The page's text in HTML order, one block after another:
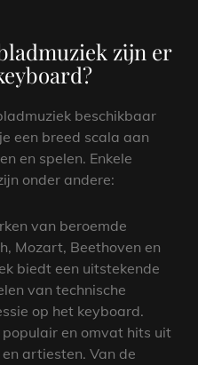
zijn er
beschikbaar
een breed scala aan
en spelen. Enkele
onder andere:
van beroemde
Mozart, Beethoven en
biedt een uitstekende
van technische
op het keyboard.
populair en omvat hits uit
artiesten. Van de